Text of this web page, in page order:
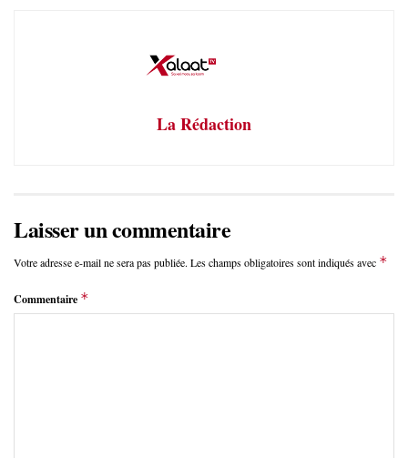
La Rédaction
Laisser un commentaire
Votre adresse e-mail ne sera pas publiée. Les champs obligatoires sont indiqués avec *
Commentaire *